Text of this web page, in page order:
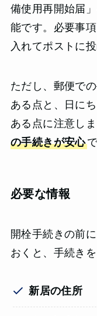
備使用再開始届
能です。必要事
入れてポストに投
ただし、郵便で
ある点と、日に
ある点に注意しま
の手続きが安心
必要な情報
開栓手続きの前
おくと、手続き
新居の住所